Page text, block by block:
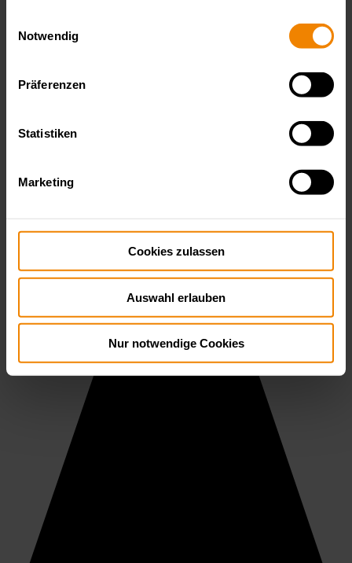
Notwendig
Präferenzen
Statistiken
Marketing
Cookies zulassen
Auswahl erlauben
Nur notwendige Cookies